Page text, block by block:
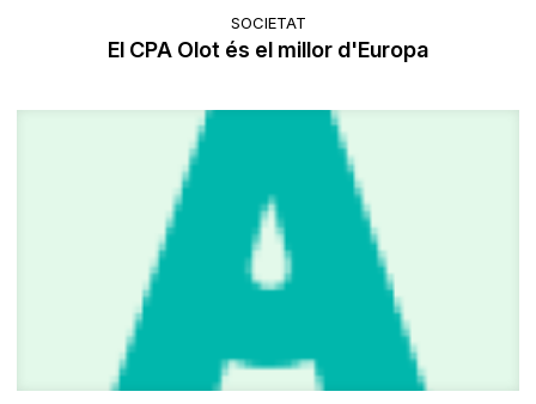
SOCIETAT
El CPA Olot és el millor d'Europa